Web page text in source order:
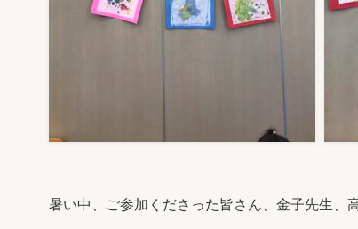
暑い中、ご参加くださった皆さん、金子先生、